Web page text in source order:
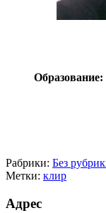
Образование:
Рабрики: Без
Метки: клир
Адрес